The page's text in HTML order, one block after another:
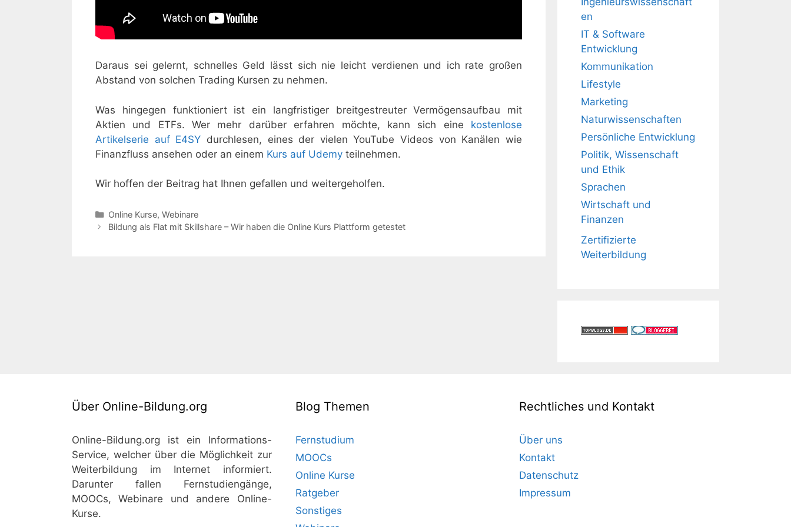
Daraus sei gelernt, schnelles Geld lässt sich nie leicht verdienen und ich rate großen
Abstand von solchen Trading Kursen zu nehmen.
Was hingegen funktioniert ist ein langfristiger breitgestreuter Vermögensaufbau mit
Aktien und ETFs. Wer mehr darüber erfahren möchte, kann sich eine kostenlose
Artikelserie auf E4SY durchlesen, eines der vielen YouTube Videos von Kanälen wie
Finanzfluss ansehen oder an einem Kurs auf Udemy teilnehmen.
Wir hoffen der Beitrag hat Ihnen gefallen und weitergeholfen.
Kategorien
Online Kurse, Webinare
Bildung als Flat mit Skillshare – Wir haben die Online Kurs Plattform getestet
en
IT & Software
Entwicklung
Kommunikation
Lifestyle
Marketing
Naturwissenschaften
Persönliche Entwicklung
Politik, Wissenschaft
und Ethik
Sprachen
Wirtschaft und
Finanzen
Zertifizierte
Weiterbildung
Über Online-Bildung.org
Online-Bildung.org ist ein Informations-
Service, welcher über die Möglichkeit zur
Weiterbildung im Internet informiert.
Darunter fallen Fernstudiengänge,
MOOCs, Webinare und andere Online-
Kurse.
Blog Themen
Fernstudium
MOOCs
Online Kurse
Ratgeber
Sonstiges
Rechtliches und Kontakt
Über uns
Kontakt
Datenschutz
Impressum